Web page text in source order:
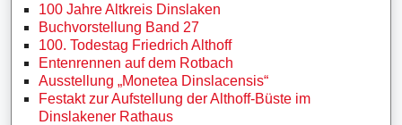
100 Jahre Altkreis Dinslaken
Buchvorstellung Band 27
100. Todestag Friedrich Althoff
Entenrennen auf dem Rotbach
Ausstellung „Monetea Dinslacensis“
Festakt zur Aufstellung der Althoff-Büste im
Dinslakener Rathaus